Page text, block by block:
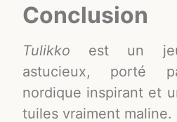
Conclusion
Tulikko est un
astucieux, porté
nordique inspirant et
tuiles vraiment maline.